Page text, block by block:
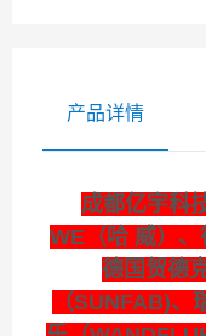
产品详情
成都亿宇科
WE（哈 威）、
德国贺德
（SUNFAB)